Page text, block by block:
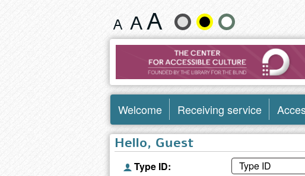
Change
text
and
color
Welcome Receiving service
Hello, Guest
Type ID: